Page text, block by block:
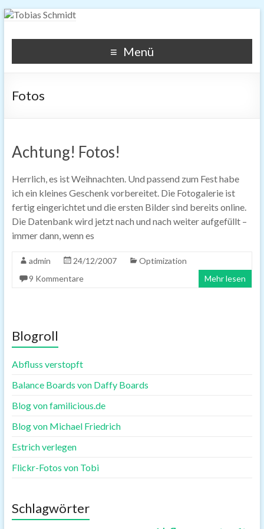
Tobias Schmidt
This is about photography, pictures, SEO, SEM, widgets and
other digital topics.
Menü
Fotos
Achtung! Fotos!
Herrlich, es ist Weihnachten. Und passend zum Fest habe
ich ein kleines Geschenk vorbereitet. Die Fotogalerie ist
fertig eingerichtet und die ersten Bilder sind bereits online.
Die Datenbank wird jetzt nach und nach weiter aufgefüllt –
immer dann, wenn es
admin 24/12/2007
Optimization
9 Kommentare
Mehr lesen
Blogroll
Abfluss verstopft
Balance Boards von Daffy Boards
Blog von familicious.de
Blog von Michael Friedrich
Estrich verlegen
Flickr-Fotos von Tobi
Schlagwörter